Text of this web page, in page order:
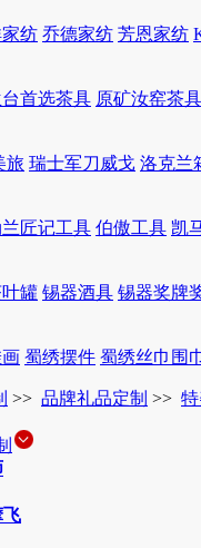
纺 乔德家纺 芳恩家纺
台首选茶具 原矿汝窑茶具
旅 瑞士军刀威戈 洛克兰
匠记工具 伯傲工具 凯
罐 锡器酒具 锡器奖牌
蜀绣摆件 蜀绣丝巾围
>> 品牌礼品定制 >> 特
飞